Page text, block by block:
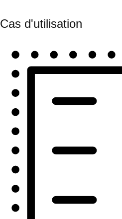
Cas d'utilisation